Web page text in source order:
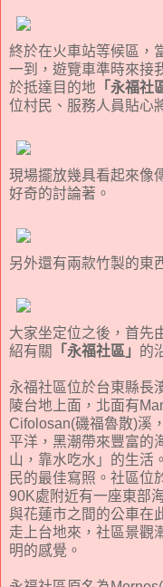
終於在火車站等候區，
一到，遊覽車準時來接
於抵達目的地 「永福社
位村民、服務人員貼心
現場擺放幾具看起來像
好奇的討論著。
另外還有兩款竹製的東
大家坐定位之後，首先
紹有關
「永福社區」 的
永福社區位於台東縣長
陵台地上面，北面有
Cifolosan(磯福魯散)溪
平洋，黑潮帶來豐富的
山，靠水吃水」的生活
民的最佳寫照。社區位
90K處附近有一座東部
與花蓮市之間的公車在
走上台地來，社區景觀
明的感覺。